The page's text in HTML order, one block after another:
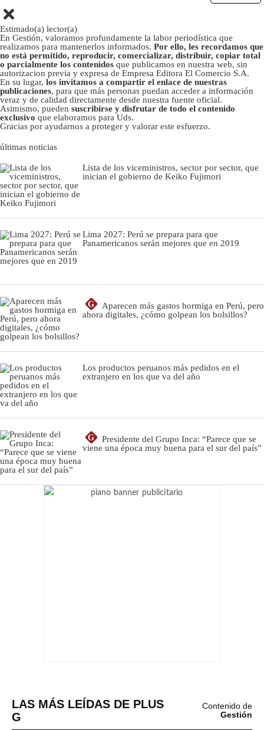
Estimado(a) lector(a)
En Gestión, valoramos profundamente la labor periodística que
realizamos para mantenerlos informados. Por ello, les recordamos que
no está permitido, reproducir, comercializar, distribuir, copiar total
o parcialmente los contenidos que publicamos en nuestra web, sin
autorizacion previa y expresa de Empresa Editora El Comercio S.A.
En su lugar, los invitamos a compartir el enlace de nuestras
publicaciones, para que más personas puedan acceder a información
veraz y de calidad directamente desde nuestra fuente oficial.
Asimismo, pueden suscribirse y disfrutar de todo el contenido
exclusivo que elaboramos para Uds.
Gracias por ayudarnos a proteger y valorar este esfuerzo.
últimas noticias
Lista de los viceministros, sector por sector, que
inician el gobierno de Keiko Fujimori
Lima 2027: Perú se prepara para que
Panamericanos serán mejores que en 2019
G
Aparecen más gastos hormiga en Perú, pero
ahora digitales, ¿cómo golpean los bolsillos?
Los productos peruanos más pedidos en el
extranjero en los que va del año
G
Presidente del Grupo Inca: “Parece que se
viene una época muy buena para el sur del país”
LAS MÁS LEÍDAS DE PLUS
G
Contenido de
Gestión